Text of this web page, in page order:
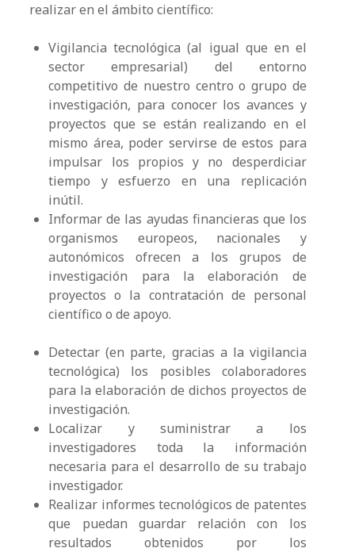
realizar en el ámbito científico:
Vigilancia tecnológica (al igual que en el
sector empresarial) del entorno
competitivo de nuestro centro o grupo de
investigación, para conocer los avances y
proyectos que se están realizando en el
mismo área, poder servirse de estos para
impulsar los propios y no desperdiciar
tiempo y esfuerzo en una replicación
inútil.
Informar de las ayudas financieras que los
organismos europeos, nacionales y
autonómicos ofrecen a los grupos de
investigación para la elaboración de
proyectos o la contratación de personal
científico o de apoyo.
Detectar (en parte, gracias a la vigilancia
tecnológica) los posibles colaboradores
para la elaboración de dichos proyectos de
investigación.
Localizar y suministrar a los
investigadores toda la información
necesaria para el desarrollo de su trabajo
investigador.
Realizar informes tecnológicos de patentes
que puedan guardar relación con los
resultados obtenidos por los